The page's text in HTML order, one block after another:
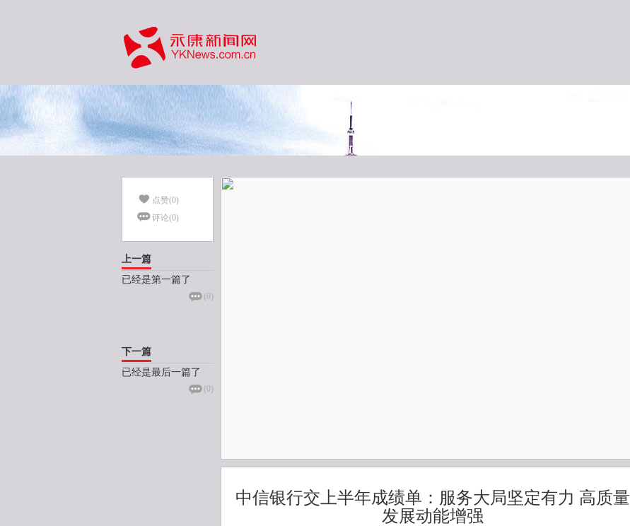
点赞(0)
评论(0)
上一篇
已经是第一篇了
(0)
下一篇
已经是最后一篇了
(0)
中信银行交上半年成绩单：服务大局坚定有力 高质量
发展动能增强